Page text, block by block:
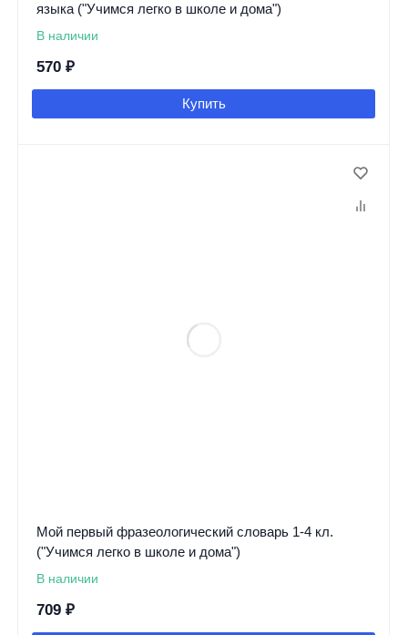
языка ("Учимся легко в школе и дома")
В наличии
570 ₽
Купить
Мой первый фразеологический словарь 1-4 кл.
("Учимся легко в школе и дома")
В наличии
709 ₽